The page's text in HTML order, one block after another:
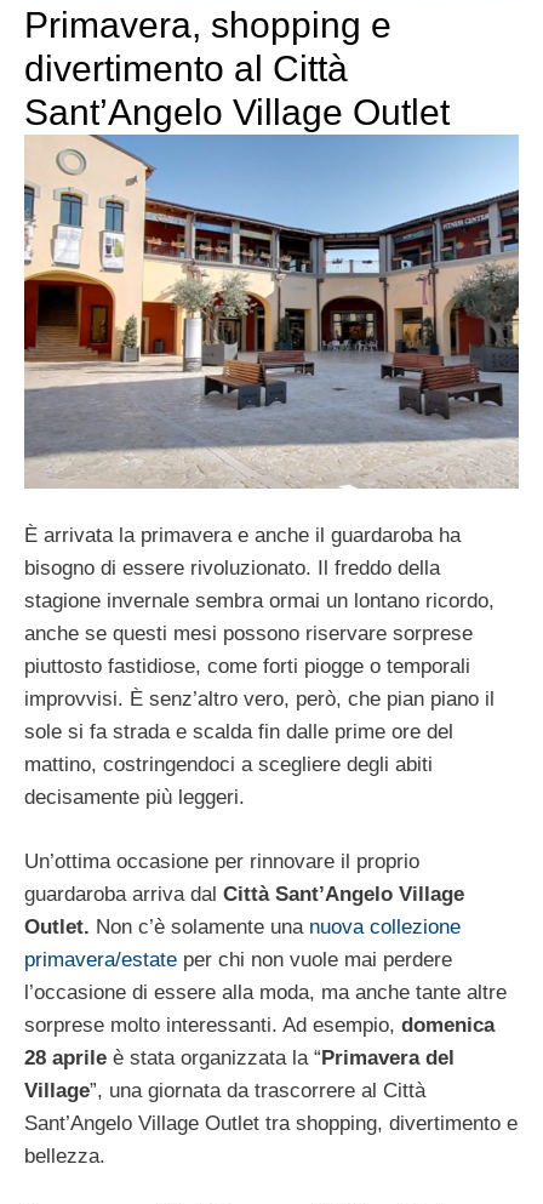
Primavera, shopping e
divertimento al Città
Sant’Angelo Village Outlet
È arrivata la primavera e anche il guardaroba ha
bisogno di essere rivoluzionato. Il freddo della
stagione invernale sembra ormai un lontano ricordo,
anche se questi mesi possono riservare sorprese
piuttosto fastidiose, come forti piogge o temporali
improvvisi. È senz’altro vero, però, che pian piano il
sole si fa strada e scalda fin dalle prime ore del
mattino, costringendoci a scegliere degli abiti
decisamente più leggeri.
Un’ottima occasione per rinnovare il proprio
guardaroba arriva dal Città Sant’Angelo Village
Outlet. Non c’è solamente una nuova collezione
primavera/estate per chi non vuole mai perdere
l’occasione di essere alla moda, ma anche tante altre
sorprese molto interessanti. Ad esempio, domenica
28 aprile è stata organizzata la “Primavera del
Village”, una giornata da trascorrere al Città
Sant’Angelo Village Outlet tra shopping, divertimento e
bellezza.